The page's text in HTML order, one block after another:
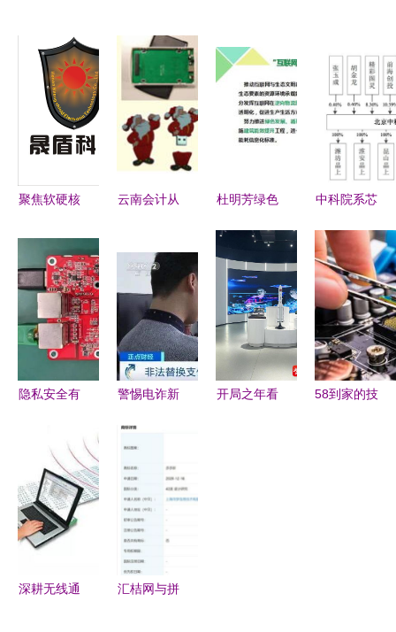
聚焦软硬核
能未来——
一家高科技
企业的技术
与价值纵深
云南会计从
专题 初级
会计电算化
第一章第二
节之“计算
机硬件四
——从事计
知识”
杜明芳绿色
及运营模式
研究与实践
——以计算
机软硬件赋
能为例
中科院系芯
科创板 自
研DSP核赋
能天通一号
卫星，掌握
计算机软硬
件核心技术
隐私安全有
大推出基于
Nuvoton产
品的IP
Cam网络摄
像头方案
警惕电诈新
植入、页面
替换与冒充
客服防不胜
防
开局之年看
58到家的技
深耕无线通
汇桔网与拼